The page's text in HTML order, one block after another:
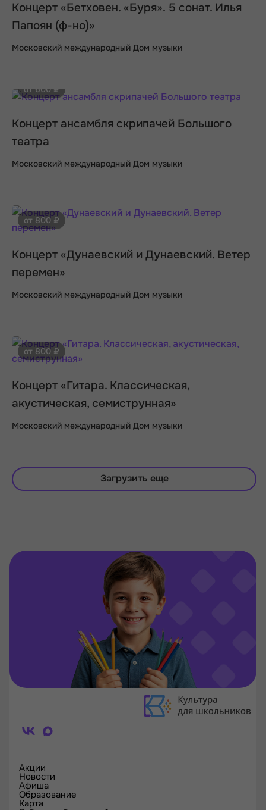
Концерт «Бетховен. «Буря». 5 сонат. Илья
Папоян (ф-но)»
Московский международный Дом музыки
от 600 ₽
Концерт ансамбля скрипачей Большого
театра
Московский международный Дом музыки
от 800 ₽
Концерт «Дунаевский и Дунаевский. Ветер
перемен»
Московский международный Дом музыки
от 800 ₽
Концерт «Гитара. Классическая,
акустическая, семиструнная»
Московский международный Дом музыки
Загрузить еще
Акции
Новости
Афиша
Образование
Карта